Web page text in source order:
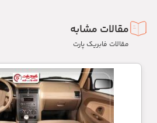
مقالات مشابه
مقالات فابریک پارت